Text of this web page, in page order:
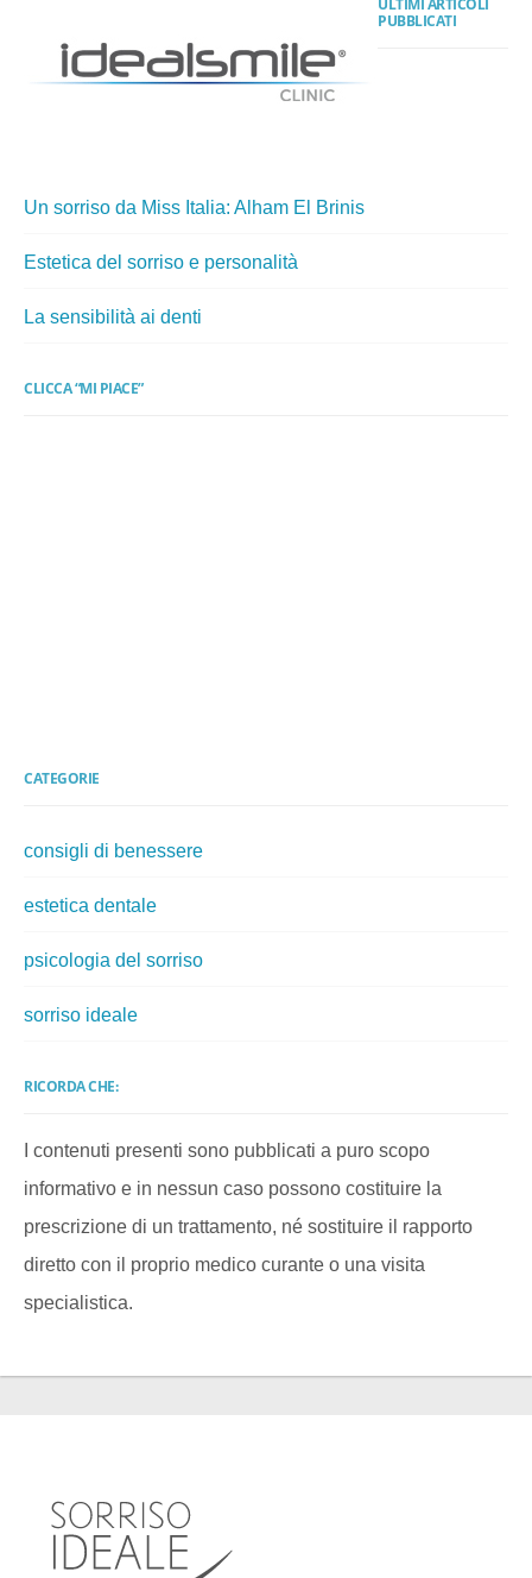
ULTIMI ARTICOLI
PUBBLICATI
Un sorriso da Miss Italia: Alham El Brinis
Estetica del sorriso e personalità
La sensibilità ai denti
CLICCA “MI PIACE”
CATEGORIE
consigli di benessere
estetica dentale
psicologia del sorriso
sorriso ideale
RICORDA CHE:
I contenuti presenti sono pubblicati a puro scopo
informativo e in nessun caso possono costituire la
prescrizione di un trattamento, né sostituire il rapporto
diretto con il proprio medico curante o una visita
specialistica.